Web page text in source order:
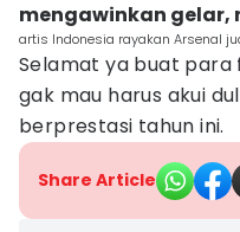
mengawinkan gelar,
artis Indonesia rayakan Arsenal
Selamat ya buat para
gak mau harus akui
berprestasi tahun ini.
Share Article